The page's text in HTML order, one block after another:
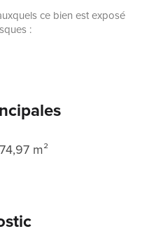
ce bien est exposé
:
m²